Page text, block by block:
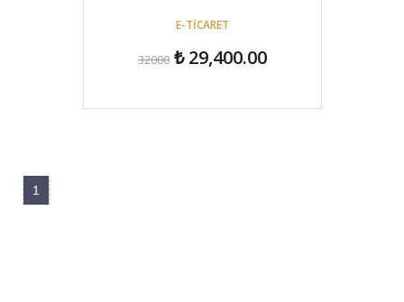
E-TICARET
32000₺ 29,400.00
1